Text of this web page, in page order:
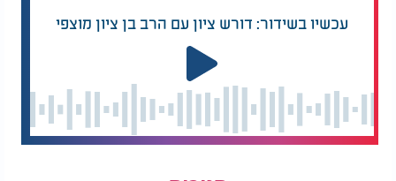
עכשיו בשידור: דורש ציון עם הרב בן ציון מוצפי